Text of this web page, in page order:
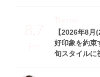
8.7
Fri
【2026年8月
好印象を約束
旬スタイル
Theme